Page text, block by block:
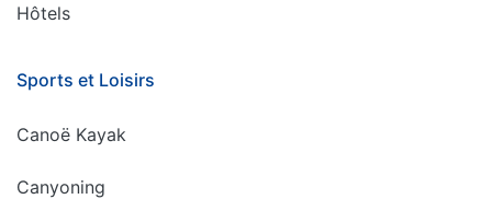
Hôtels
Sports et Loisirs
Canoë Kayak
Canyoning